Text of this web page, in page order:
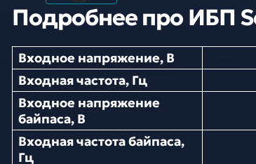
Подробнее про ИБП
Входное напряжение, В
Входная частота, Гц
Входное напряжение
байпаса, В
Входная частота байпаса,
Гц